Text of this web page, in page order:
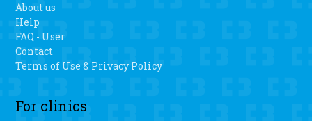
there is a faster recovery, less blood loss and easier range
of motion when patients have the personalized 3D knee
surgery.
About us
Help
FAQ - User
Contact
Terms of Use & Privacy Policy
For clinics